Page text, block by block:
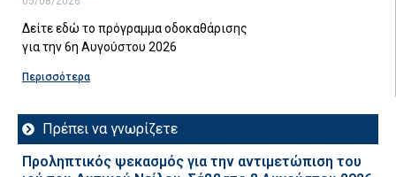
Δείτε εδώ το πρόγραμμα οδοκαθάρισης
για την 6η Αυγούστου 2026
Περισσότερα
Πρέπει να γνωρίζετε
Προληπτικός ψεκασμός για την αντιμετώπιση του